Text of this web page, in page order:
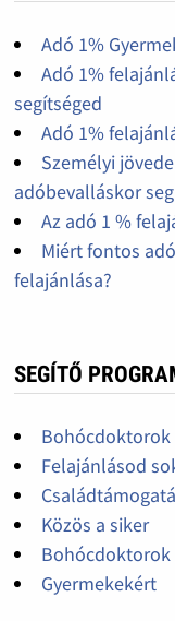
Adó 1%
Adó 1%
segítséged
Adó 1%
Személyi
adóbevalláskor
Az adó 1 %
Miért fontos
felajánlása?
SEGÍTŐ
Bohócdoktorok
Felajánlásod
Közös a siker
Bohócdoktorok
Gyermekekért